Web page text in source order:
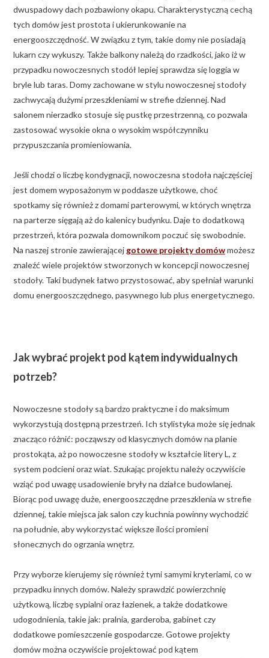
dwuspadowy dach pozbawiony okapu. Charakterystyczną cechą
tych domów jest prostota i ukierunkowanie na
energooszczędność. W związku z tym, takie domy nie posiadają
lukarn czy wykuszy. Także balkony należą do rzadkości, jako iż w
przypadku nowoczesnych stodół lepiej sprawdza się loggia w
bryle lub taras. Domy zachowane w stylu nowoczesnej stodoły
zachwycają dużymi przeszkleniami w strefie dziennej. Nad
salonem nierzadko stosuje się pustkę przestrzenną, co pozwala
zastosować wysokie okna o wysokim współczynniku
przypuszczania promieniowania.
Jeśli chodzi o liczbę kondygnacji, nowoczesna stodoła najczęściej
jest domem wyposażonym w poddasze użytkowe, choć
spotkamy się również z domami parterowymi, w których wnętrza
na parterze sięgają aż do kalenicy budynku. Daje to dodatkową
przestrzeń, która pozwala domownikom poczuć się swobodnie.
Na naszej stronie zawierającej gotowe projekty domówmożesz
znaleźć wiele projektów stworzonych w koncepcji nowoczesnej
stodoły. Taki budynek łatwo przystosować, aby spełniał warunki
domu energooszczędnego, pasywnego lub plus energetycznego.
Jak wybrać projekt pod kątem indywidualnych
potrzeb?
Nowoczesne stodoły są bardzo praktyczne i do maksimum
wykorzystują dostępną przestrzeń. Ich stylistyka może się jednak
znacząco różnić: począwszy od klasycznych domów na planie
prostokąta, aż po nowoczesne stodoły w kształcie litery L, z
system podcieni oraz wiat. Szukając projektu należy oczywiście
wziąć pod uwagę usadowienie bryły na działce budowlanej.
Biorąc pod uwagę duże, energooszczędne przeszklenia w strefie
dziennej, takie miejsca jak salon czy kuchnia powinny wychodzić
na południe, aby wykorzystać większe ilości promieni
słonecznych do ogrzania wnętrz.
Przy wyborze kierujemy się również tymi samymi kryteriami, co w
przypadku innych domów. Należy sprawdzić powierzchnię
użytkową, liczbę sypialni oraz łazienek, a także dodatkowe
udogodnienia, takie jak: pralnia, garderoba, gabinet czy
dodatkowe pomieszczenie gospodarcze. Gotowe projekty
domów można oczywiście projektować pod kątem